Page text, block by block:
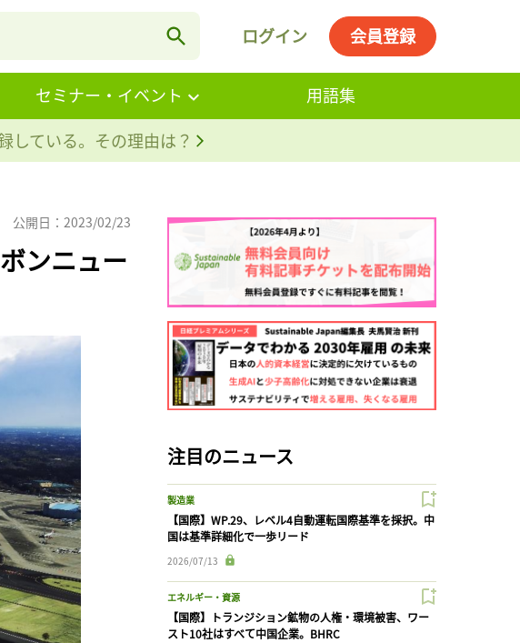
ログイン 会員登録
セミナー・イベント
用語集
ている。その理由は？
公開日：2023/02/23
ンニュー
注目のニュース
製造業
【国際】WP.29、レベル4自動運転国際基準を採択。中
国は基準詳細化で一歩リード
2026/07/13
エネルギー・資源
【国際】トランジション鉱物の人権・環境被害、ワー
スト10社はすべて中国企業。BHRC